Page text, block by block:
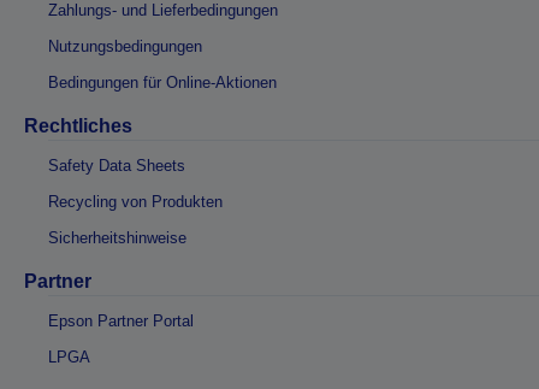
Zahlungs- und Lieferbedingungen
Nutzungsbedingungen
Bedingungen für Online-Aktionen
Rechtliches
Safety Data Sheets
Recycling von Produkten
Sicherheitshinweise
Partner
Epson Partner Portal
LPGA